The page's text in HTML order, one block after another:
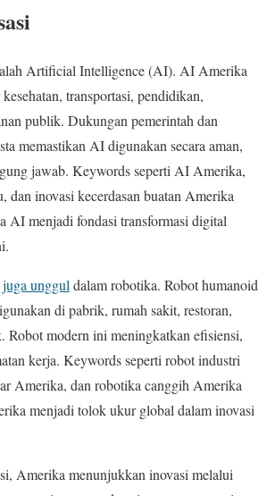
Artificial Intelligence (AI). AI Amerika
transportasi, pendidikan,
publik. Dukungan pemerintah dan
memastikan AI digunakan secara aman,
jawab. Keywords seperti AI Amerika,
dan inovasi kecerdasan buatan Amerika
AI menjadi fondasi transformasi digital
unggul dalam robotika. Robot humanoid
di pabrik, rumah sakit, restoran,
Robot modern ini meningkatkan efisiensi,
kerja. Keywords seperti robot industri
Amerika, dan robotika canggih Amerika
menjadi tolok ukur global dalam inovasi
Amerika menunjukkan inovasi melalui